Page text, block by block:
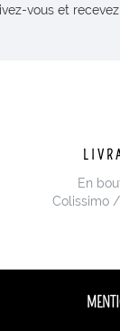
vous et
En
Colissimo